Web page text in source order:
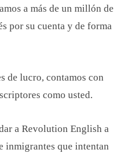
a más de un millón de
por su cuenta y de forma
de lucro, contamos con
como usted.
a Revolution English a
inmigrantes que intentan